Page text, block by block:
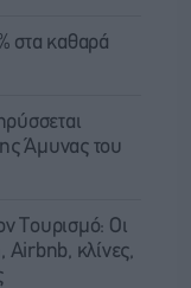
στα καθαρά
Άμυνας του
Τουρισμό: Οι
Airbnb, κλίνες,